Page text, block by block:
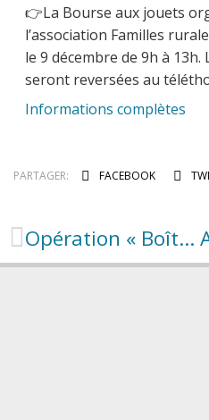
👉La Bourse aux jouets
l’association Familles
le 9 décembre de 9h à
seront reversées au
Informations complètes
PARTAGER: FACEBOOK
Opération « Boîtes en fête ! »